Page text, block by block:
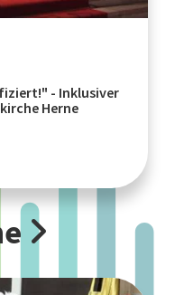
- Inklusiver
Herne